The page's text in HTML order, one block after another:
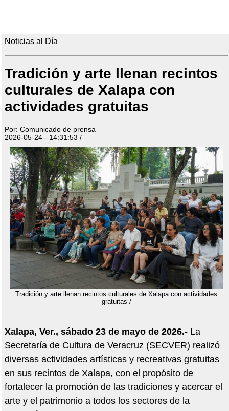
Noticias al Día
Tradición y arte llenan recintos
culturales de Xalapa con
actividades gratuitas
Por: Comunicado de prensa
2026-05-24 - 14:31:53 /
Tradición y arte llenan recintos culturales de Xalapa con actividades
gratuitas /
Xalapa, Ver., sábado 23 de mayo de 2026.-La
Secretaría de Cultura de Veracruz (SECVER) realizó
diversas actividades artísticas y recreativas gratuitas
en sus recintos de Xalapa, con el propósito de
fortalecer la promoción de las tradiciones y acercar el
arte y el patrimonio a todos los sectores de la